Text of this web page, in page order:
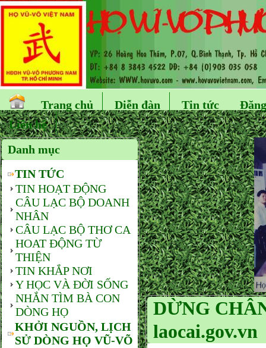
Trang chủ Diễn đàn Tin tức
Liên hệ
Danh mục
TIN TỨC
TIN HOẠT ĐỘNG
CÂU LẠC BỘ DOANH
NHÂN
CÂU LẠC BỘ THƠ CA
HOAT ĐỘNG TỪ
THIỆN
TIN KHẮP NƠI
Y HỌC VÀ ĐỜI SỐNG
NHẮN TÌM BÀ CON
DÒNG HỌ
KHỞI NGUỒN, LỊCH
SỬ DÒNG HỌ VŨ-VÕ
DỪNG
laocai.gov.vn